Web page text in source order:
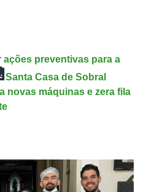
preventivas para a
Santa Casa de Sobral
novas máquinas e zera fila